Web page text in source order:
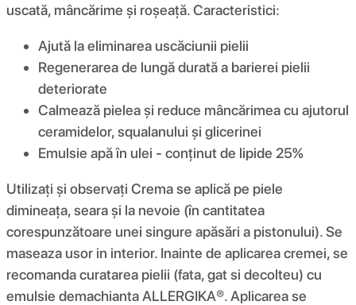
uscată, mâncărime și roșeață. Caracteristici:
Ajută la eliminarea uscăciunii pielii
Regenerarea de lungă durată a barierei pielii
deteriorate
Calmează pielea și reduce mâncărimea cu ajutorul
ceramidelor, squalanului și glicerinei
Emulsie apă în ulei - conținut de lipide 25%
Utilizați și observați Crema se aplică pe piele
dimineața, seara și la nevoie (în cantitatea
corespunzătoare unei singure apăsări a pistonului). Se
maseaza usor in interior. Inainte de aplicarea cremei, se
recomanda curatarea pielii (fata, gat si decolteu) cu
emulsie demachianta ALLERGIKA®. Aplicarea se